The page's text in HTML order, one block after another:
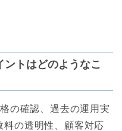
トはどのようなこ
の確認、過去の運用実
の透明性、顧客対応